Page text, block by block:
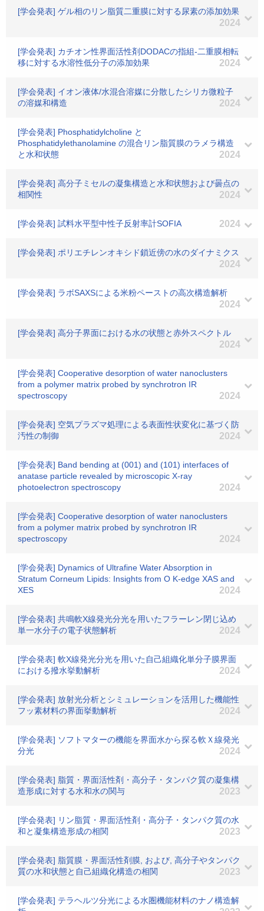
[学会発表] ゲル相のリン脂質二重膜に対する尿素の添加効果
2024
[学会発表] カチオン性界面活性剤DODACの指組-二重膜相転
移に対する水溶性低分子の添加効果
2024
[学会発表] イオン液体/水混合溶媒に分散したシリカ微粒子
の溶媒和構造
2024
[学会発表] Phosphatidylcholine と
Phosphatidylethanolamine の混合リン脂質膜のラメラ構造
と水和状態
2024
[学会発表] 高分子ミセルの凝集構造と水和状態および曇点の
相関性
2024
[学会発表] 試料水平型中性子反射率計SOFIA 2024
[学会発表] ポリエチレンオキシド鎖近傍の水のダイナミクス
2024
[学会発表] ラボSAXSによる米粉ペーストの高次構造解析
2024
[学会発表] 高分子界面における水の状態と赤外スペクトル
2024
[学会発表] Cooperative desorption of water nanoclusters
from a polymer matrix probed by synchrotron IR
spectroscopy
2024
[学会発表] 空気プラズマ処理による表面性状変化に基づく防
汚性の制御
2024
[学会発表] Band bending at (001) and (101) interfaces of
anatase particle revealed by microscopic X-ray
photoelectron spectroscopy
2024
[学会発表] Cooperative desorption of water nanoclusters
from a polymer matrix probed by synchrotron IR
spectroscopy
2024
[学会発表] Dynamics of Ultrafine Water Absorption in
Stratum Corneum Lipids: Insights from O K-edge XAS and
XES
2024
[学会発表] 共鳴軟X線発光分光を用いたフラーレン閉じ込め
単一水分子の電子状態解析
2024
[学会発表] 軟X線発光分光を用いた自己組織化単分子膜界面
における撥水挙動解析
2024
[学会発表] 放射光分析とシミュレーションを活用した機能性
フッ素材料の界面挙動解析
2024
[学会発表] ソフトマターの機能を界面水から探る軟Ｘ線発光
分光
2024
[学会発表] 脂質・界面活性剤・高分子・タンパク質の凝集構
造形成に対する水和水の関与
2023
[学会発表] リン脂質・界面活性剤・高分子・タンパク質の水
和と凝集構造形成の相関
2023
[学会発表] 脂質膜・界面活性剤膜, および, 高分子やタンパク
質の水和状態と自己組織化構造の相関
2023
[学会発表] テラヘルツ分光による水圏機能材料のナノ構造解